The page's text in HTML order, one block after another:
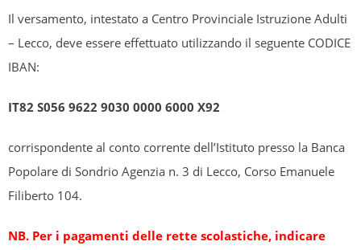
Il versamento, intestato a Centro Provinciale Istruzione Adulti
– Lecco, deve essere effettuato utilizzando il seguente CODICE
IBAN:
IT82 S056 9622 9030 0000 6000 X92
corrispondente al conto corrente dell’Istituto presso la Banca
Popolare di Sondrio Agenzia n. 3 di Lecco, Corso Emanuele
Filiberto 104.
NB. Per i pagamenti delle rette scolastiche, indicare